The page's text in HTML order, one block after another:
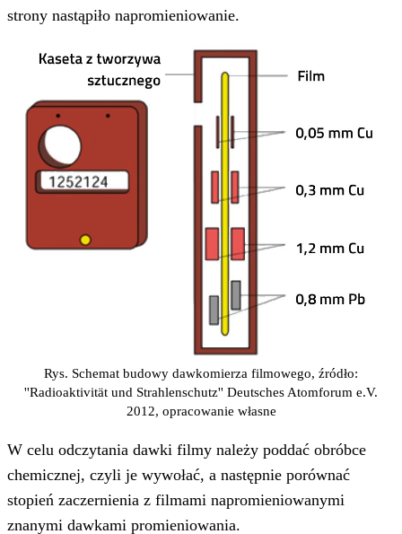
strony nastąpiło napromieniowanie.
Rys. Schemat budowy dawkomierza filmowego, źródło:
''Radioaktivität und Strahlenschutz'' Deutsches Atomforum e.V.
2012, opracowanie własne
W celu odczytania dawki filmy należy poddać obróbce
chemicznej, czyli je wywołać, a następnie porównać
stopień zaczernienia z filmami napromieniowanymi
znanymi dawkami promieniowania.